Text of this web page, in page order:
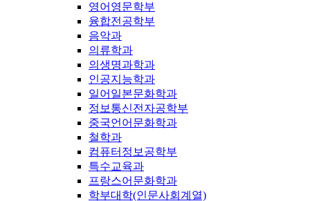
영어영문학부
융합전공학부
음악과
의류학과
의생명과학과
인공지능학과
일어일본문화학과
정보통신전자공학부
중국언어문화학과
철학과
컴퓨터정보공학부
특수교육과
프랑스어문화학과
학부대학(인문사회계열)